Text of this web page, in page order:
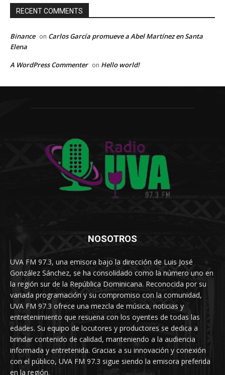
RECENT COMMENTS
Binance on Carlos García promueve a Abel Martínez en Santa
Elena
A WordPress Commenter on Hello world!
NOSOTROS
UVA FM 97.3, una emisora bajo la dirección de Luis José
González Sánchez, se ha consolidado como la número uno en
la región sur de la República Dominicana. Reconocida por su
variada programación y su compromiso con la comunidad,
UVA FM 97.3 ofrece una mezcla de música, noticias y
entretenimiento que resuena con los oyentes de todas las
edades. Su equipo de locutores y productores se dedica a
brindar contenido de calidad, manteniendo a la audiencia
informada y entretenida. Gracias a su innovación y conexión
con el público, UVA FM 97.3 sigue siendo la emisora preferida
en la región.